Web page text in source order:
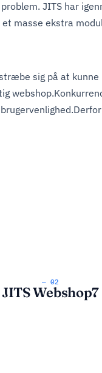
JITS har
masse ekstra
sig på at kunne
— 02
JITS Webshop7